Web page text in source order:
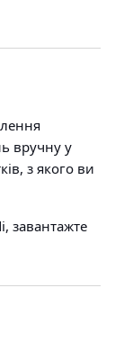
вручну у
з якого ви
завантажте